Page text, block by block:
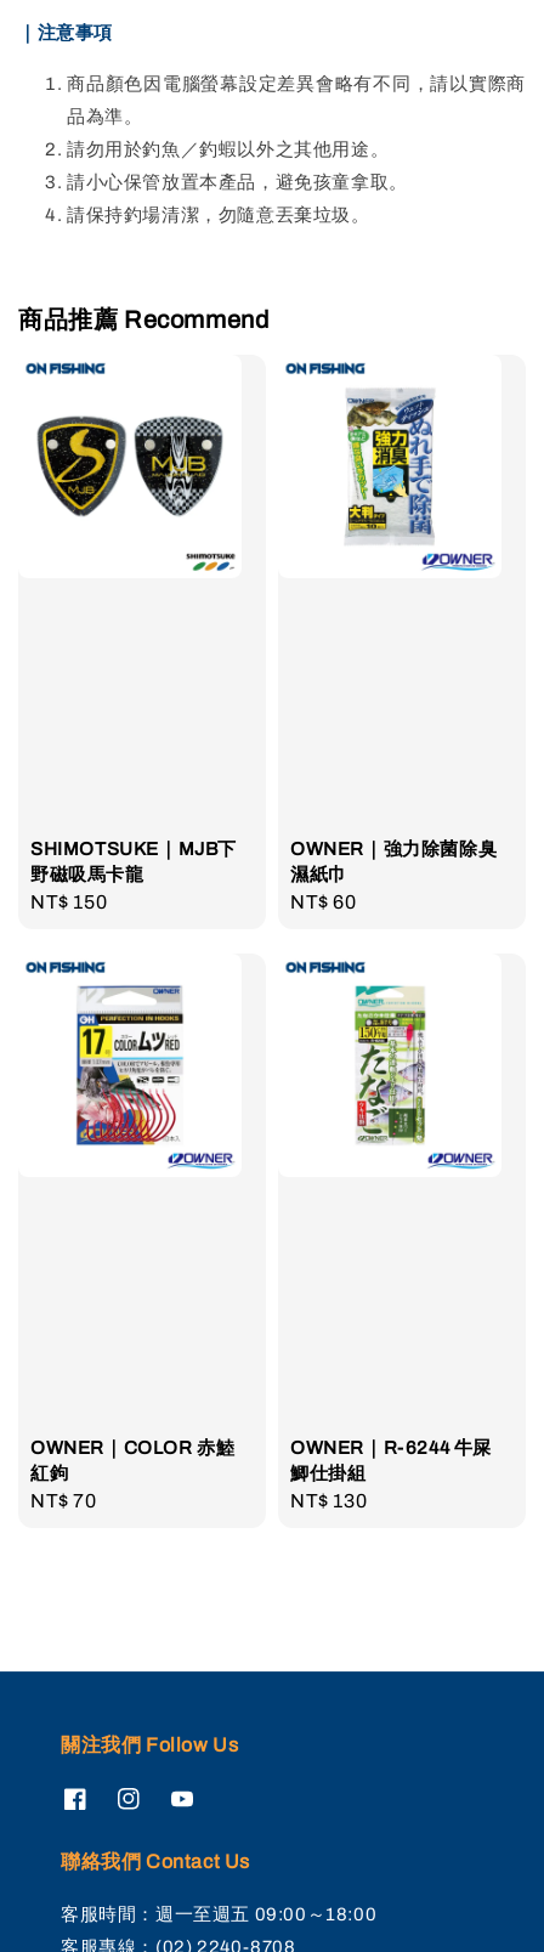
｜注意事項
商品顏色因電腦螢幕設定差異會略有不同，請以實際商
品為準。
請勿用於釣魚／釣蝦以外之其他用途。
請小心保管放置本產品，避免孩童拿取。
請保持釣場清潔，勿隨意丟棄垃圾。
商品推薦 Recommend
SHIMOTSUKE｜MJB下
野磁吸馬卡龍
Regular
NT$ 150
OWNER｜強力除菌除臭
濕紙巾
Regular
NT$ 60
OWNER｜COLOR 赤鯥
紅鉤
Regular
NT$ 70
OWNER｜R-6244 牛屎
鯽仕掛組
Regular
NT$ 130
關注我們 Follow Us
聯絡我們 Contact Us
客服時間：週一至週五 09:00～18:00
客服專線：(02) 2240-8708